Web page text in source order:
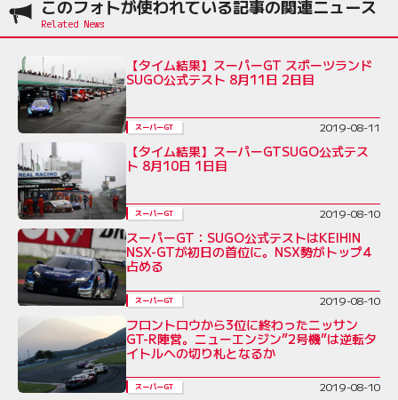
このフォトが使われている記事の関連ニュース
【タイム結果】スーパーGT スポーツランド
SUGO公式テスト 8月11日 2日目
スーパーGT 2019-08-11
【タイム結果】スーパーGTSUGO公式テス
ト 8月10日 1日目
スーパーGT 2019-08-10
スーパーGT：SUGO公式テストはKEIHIN
NSX-GTが初日の首位に。NSX勢がトップ4
占める
スーパーGT 2019-08-10
フロントロウから3位に終わったニッサン
GT-R陣営。ニューエンジン”2号機”は逆転タ
イトルへの切り札となるか
スーパーGT 2019-08-10